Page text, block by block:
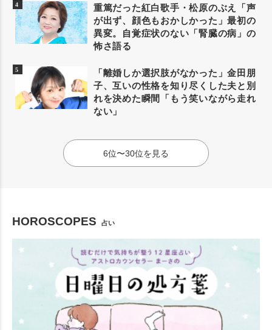
重篤だった紅白歌手・松原のぶえ「声
が出ず、顔色もおかしかった」最初の
異変。自覚症状のない「腎臓の病」の
怖さ語る
「離婚しか選択肢がなかった」金田朋
子、互いの性格を知り尽くした夫と別
れを決めた瞬間「もう笑いながら走れ
ない」
6位〜30位を見る
HOROSCOPES 占い